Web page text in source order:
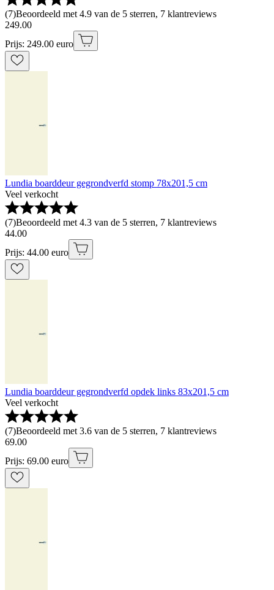
(7)Beoordeeld met 4.9 van de 5 sterren, 7 klantreviews
249.00
Prijs: 249.00 euro
Lundia boarddeur gegrondverfd stomp 78x201,5 cm
Veel verkocht
(7)Beoordeeld met 4.3 van de 5 sterren, 7 klantreviews
44.00
Prijs: 44.00 euro
Lundia boarddeur gegrondverfd opdek links 83x201,5 cm
Veel verkocht
(7)Beoordeeld met 3.6 van de 5 sterren, 7 klantreviews
69.00
Prijs: 69.00 euro